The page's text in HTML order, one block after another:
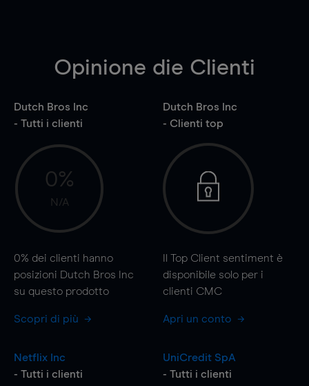
Opinione die Clienti
Dutch Bros Inc
- Tutti i clienti
0%
N/A
0% dei clienti hanno
posizioni Dutch Bros Inc
su questo prodotto
Scopri di più
Dutch Bros Inc
- Clienti top
Il Top Client sentiment è
disponibile solo per i
clienti CMC
Apri un conto
Netflix Inc
- Tutti i clienti
UniCredit SpA
- Tutti i clienti